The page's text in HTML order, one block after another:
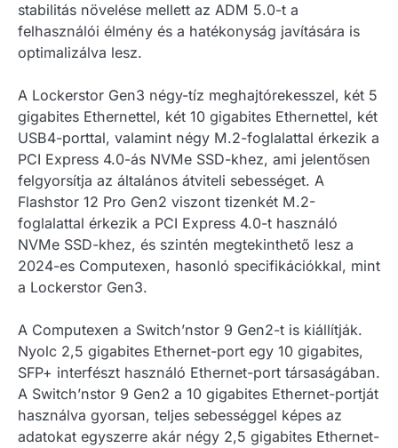
stabilitás növelése mellett az ADM 5.0-t a
felhasználói élmény és a hatékonyság javítására is
optimalizálva lesz.
A Lockerstor Gen3 négy-tíz meghajtórekesszel, két 5
gigabites Ethernettel, két 10 gigabites Ethernettel, két
USB4-porttal, valamint négy M.2-foglalattal érkezik a
PCI Express 4.0-ás NVMe SSD-khez, ami jelentősen
felgyorsítja az általános átviteli sebességet. A
Flashstor 12 Pro Gen2 viszont tizenkét M.2-
foglalattal érkezik a PCI Express 4.0-t használó
NVMe SSD-khez, és szintén megtekinthető lesz a
2024-es Computexen, hasonló specifikációkkal, mint
a Lockerstor Gen3.
A Computexen a Switch’nstor 9 Gen2-t is kiállítják.
Nyolc 2,5 gigabites Ethernet-port egy 10 gigabites,
SFP+ interfészt használó Ethernet-port társaságában.
A Switch’nstor 9 Gen2 a 10 gigabites Ethernet-portját
használva gyorsan, teljes sebességgel képes az
adatokat egyszerre akár négy 2,5 gigabites Ethernet-